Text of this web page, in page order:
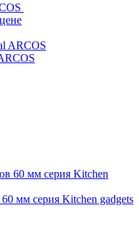
мм серия Kitchen gadgets